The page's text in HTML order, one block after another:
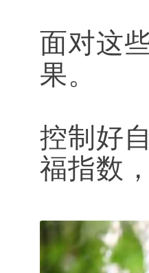
面对这
果。
控制好
福指数